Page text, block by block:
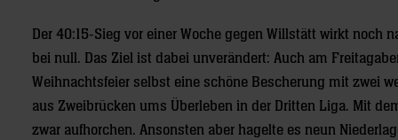
Der 40:15-Sieg vor einer Woche gegen Willstätt wirkt noch
bei null. Das Ziel ist dabei unverändert: Auch am
Weihnachtsfeier selbst eine schöne Bescherung mit zwei
aus Zweibrücken ums Überleben in der Dritten Liga. Mit
zwar aufhorchen. Ansonsten aber hagelte es neun